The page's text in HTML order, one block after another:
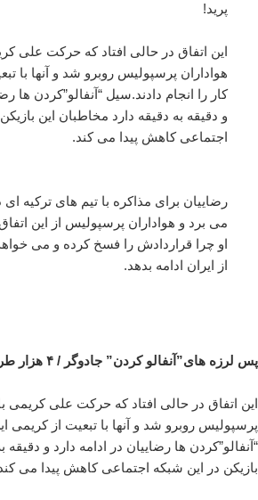
پرید!
این اتفاق در حالی افتاد که حرکت علی
هواداران پرسپولیس روبرو شد و آنها با
کار را انجام دادند.سیل “آنفالو”کردن ها
و دقیقه به دقیقه دارد مخاطبان این
اجتماعی کاهش پیدا می کند.
رضاییان برای مذاکره با تیم های ترکیه
می برد و هواداران پرسپولیس از این
او چرا قراردادش را فسخ کرده و می
از ایران ادامه بدهد.
پس لرزه های”آنفالو کردن” جادوگر / ۴ هزار طرفدار رضاییان پرید!
این اتفاق در حالی افتاد که حرکت علی کریمی
پرسپولیس روبرو شد و آنها با تبعیت از کریمی
“آنفالو”کردن ها رضاییان در ادامه دارد و
بازیکن در این شبکه اجتماعی کاهش پیدا می